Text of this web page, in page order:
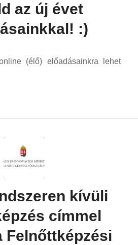
az új évet
:)
(élő) előadásainkra lehet
kívüli
címmel
Felnőttképzési